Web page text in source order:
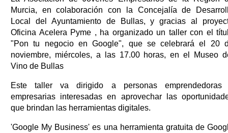
Murcia, en colaboración con la Concejalía de
Local del Ayuntamiento de Bullas, y gracias al
Oficina Acelera Pyme , ha organizado un taller con el
"Pon tu negocio en Google", que se celebrará el 20
noviembre, miércoles, a las 17.00 horas, en el Museo
Vino de Bullas
Este taller va dirigido a personas emprendedoras
empresarias interesadas en aprovechar las
que brindan las herramientas digitales.
'Google My Business' es una herramienta gratuita de